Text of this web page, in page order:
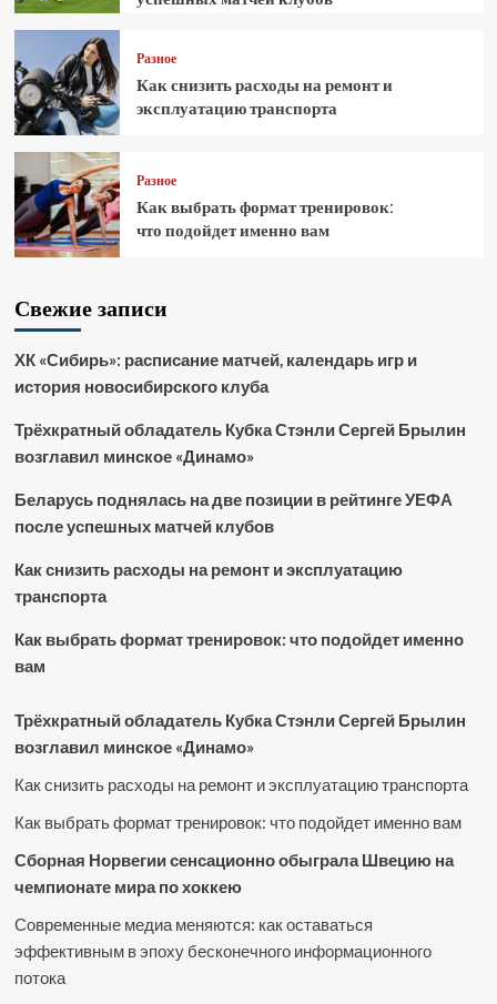
Разное
Как снизить расходы на ремонт и
эксплуатацию транспорта
Разное
Как выбрать формат тренировок:
что подойдет именно вам
Свежие записи
ХК «Сибирь»: расписание матчей, календарь игр и
история новосибирского клуба
Трёхкратный обладатель Кубка Стэнли Сергей Брылин
возглавил минское «Динамо»
Беларусь поднялась на две позиции в рейтинге УЕФА
после успешных матчей клубов
Как снизить расходы на ремонт и эксплуатацию
транспорта
Как выбрать формат тренировок: что подойдет именно
вам
Трёхкратный обладатель Кубка Стэнли Сергей Брылин
возглавил минское «Динамо»
Как снизить расходы на ремонт и эксплуатацию транспорта
Как выбрать формат тренировок: что подойдет именно вам
Сборная Норвегии сенсационно обыграла Швецию на
чемпионате мира по хоккею
Современные медиа меняются: как оставаться
эффективным в эпоху бесконечного информационного
потока